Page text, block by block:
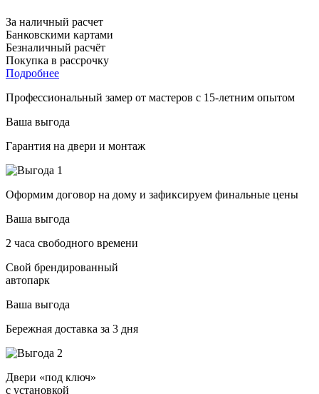
За наличный расчет
Банковскими картами
Безналичный расчёт
Покупка в рассрочку
Подробнее
Профессиональный замер от мастеров с 15-летним опытом
Ваша выгода
Гарантия на двери и монтаж
Оформим договор на дому и зафиксируем финальные цены
Ваша выгода
2 часа свободного времени
Свой брендированный
автопарк
Ваша выгода
Бережная доставка за 3 дня
Двери «под ключ»
с установкой